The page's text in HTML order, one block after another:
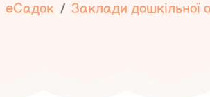
еСадок Заклади дошкільної